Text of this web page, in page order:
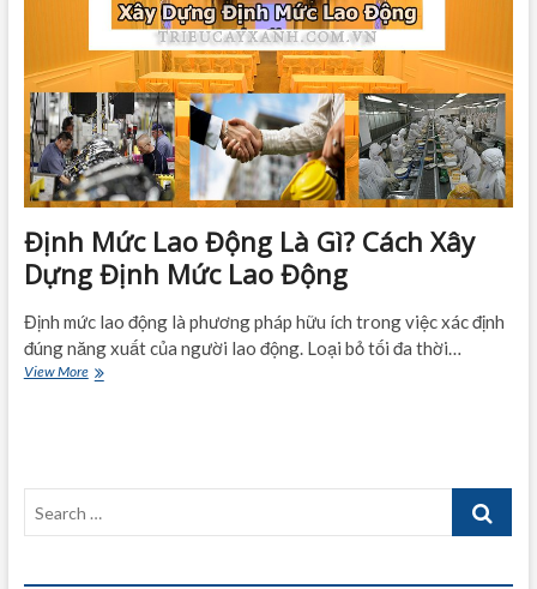
Định Mức Lao Động Là Gì? Cách Xây
Dựng Định Mức Lao Động
Định mức lao động là phương pháp hữu ích trong việc xác định
đúng năng xuất của người lao động. Loại bỏ tối đa thời…
View MoreĐịnh
Xây
Search